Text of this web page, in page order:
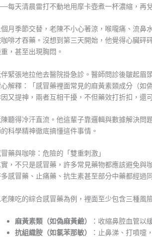
每天清晨雷打不動地用摩卡壺煮一杯濃縮，再
個月季節交替，老陳不小心著涼，喉嚨痛、流
啡才吞藥。沒想到第三天開始，他覺得心臟砰
，甚至出現胸悶。
緊張地拉他去醫院掛急診。醫師問診後皺起眉
解釋：「感冒藥裡面常見的麻黃素類成分（如
又提神，兩者互相干擾，不但藥效打折扣，還
聽得冷汗直流。他這輩子靠邏輯與數據解決問
科學精神徹底搞懂這件事情。
藥與咖啡：危險的「雙重刺激」
，不只是感冒藥，許多常見藥物都應該避免與
感冒藥、止痛藥、抗生素甚至部分中藥都經過
陳吃的綜合感冒藥為例，裡面至少包含三種風
麻黃素類（如偽麻黃鹼）
：收縮鼻腔血管以
抗組織胺（如氯苯那敏）
：止鼻涕、打噴嚏